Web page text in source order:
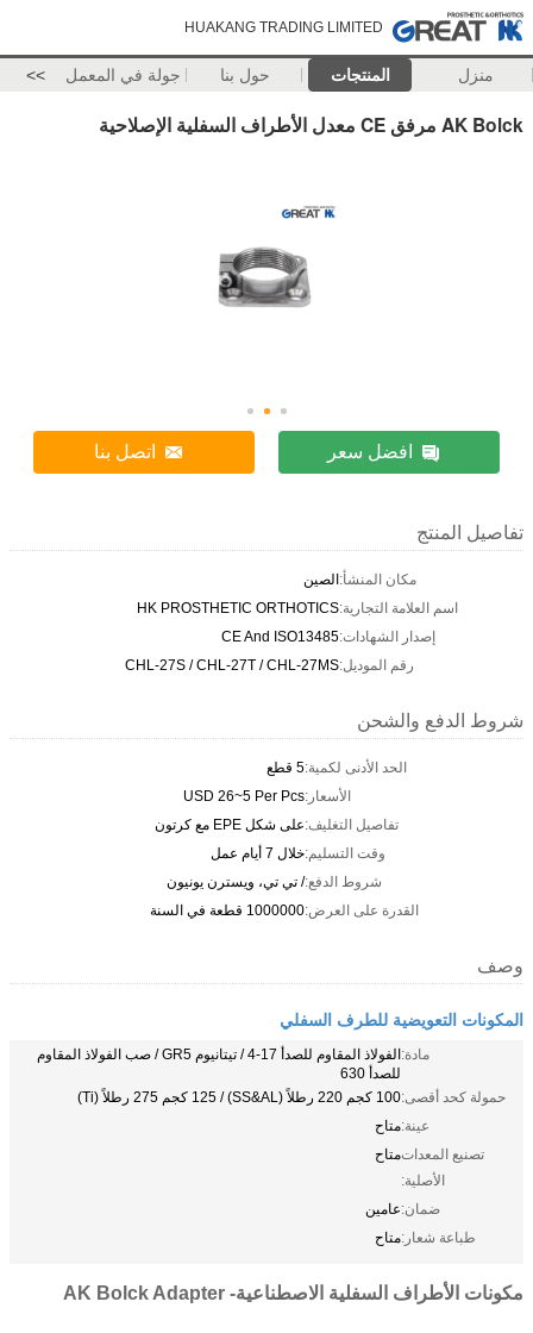
HUAKANG TRADING LIMITED
منزل المنتجات حول بنا جولة في المعمل >>
AK Bolck مرفق CE معدل الأطراف السفلية الإصلاحية
افضل سعر اتصل بنا
تفاصيل المنتج
مكان المنشأ:الصين
اسم العلامة التجارية:HK PROSTHETIC ORTHOTICS
إصدار الشهادات:CE And ISO13485
رقم الموديل:CHL-27S / CHL-27T / CHL-27MS
شروط الدفع والشحن
الحد الأدنى لكمية:5 قطع
الأسعار:USD 26~5 Per Pcs
تفاصيل التغليف:على شكل EPE مع كرتون
وقت التسليم:خلال 7 أيام عمل
شروط الدفع:/ تي تي، ويسترن يونيون
القدرة على العرض:1000000 قطعة في السنة
وصف
المكونات التعويضية للطرف السفلي
مادة:
الفولاذ المقاوم للصدأ 17-4 / تيتانيوم GR5 / صب الفولاذ المقاوم
للصدأ 630
حمولة كحد أقصى:100 كجم 220 رطلاً (SS&AL) / 125 كجم 275 رطلاً (Ti)
عينة:متاح
تصنيع المعدات
الأصلية:
متاح
ضمان:عامين
طباعة شعار:متاح
مكونات الأطراف السفلية الاصطناعية- AK Bolck Adapter